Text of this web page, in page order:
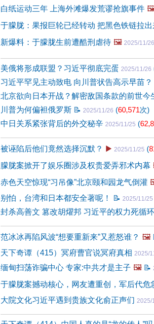
白纸运动三年 上海外滩爆发荒谬抢旗事件
于朦胧：果报巨轮已经转动 把黑色铁链拉
新爆料：于朦胧生前遭酷刑虐待 🖼️ 2025/11/26
美俄将形成联盟？习近平彻底完蛋 2025/11/26
习近平罕见主动致电 向川普状告高示早苗？
北京欲向日本开战？解密敌国条款的前世今
川普为何偏袒俄罗斯 📝 2025/11/26 (60,571次)
中日关系紧张背后的外交秘辛 2025/11/25 (
被诬陷后他们竟然选择沉默？ ▶️ 2025/11/25 (
朦胧案掀开了娱乐圈涉及权贵爱弄邪术内幕
赤色天空惊现“习吊像”北京颐和园龙气倒灌
别怕，台湾和日本都安全著呢！ 📝 2025/11/25
封杀高善文 篡改胡燿邦 习近平的权力死循环
范冰冰再陷风波“想要重新来”又惹怒谁？ 🖼️
天下奇谭（415）冥府曹官说冥府真相 2025/
缅甸扫荡诈骗中心 专家:中共才是主子 🖼️ 📝
于朦胧案撼动核心，网友遭重创，军后代危
大院文化习近平遇到贵族文化俞正声们 2025/